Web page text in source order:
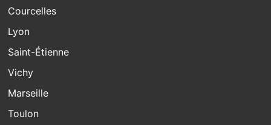
Courcelles
Lyon
Saint-Étienne
Vichy
Marseille
Toulon